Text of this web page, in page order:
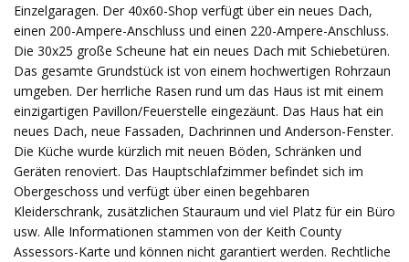
Einzelgaragen. Der 40x60-Shop verfügt über ein neues Dach,
einen 200-Ampere-Anschluss und einen 220-Ampere-Anschluss.
Die 30x25 große Scheune hat ein neues Dach mit Schiebetüren.
Das gesamte Grundstück ist von einem hochwertigen Rohrzaun
umgeben. Der herrliche Rasen rund um das Haus ist mit einem
einzigartigen Pavillon/Feuerstelle eingezäunt. Das Haus hat ein
neues Dach, neue Fassaden, Dachrinnen und Anderson-Fenster.
Die Küche wurde kürzlich mit neuen Böden, Schränken und
Geräten renoviert. Das Hauptschlafzimmer befindet sich im
Obergeschoss und verfügt über einen begehbaren
Kleiderschrank, zusätzlichen Stauraum und viel Platz für ein Büro
usw. Alle Informationen stammen von der Keith County
Assessors-Karte und können nicht garantiert werden. Rechtliche